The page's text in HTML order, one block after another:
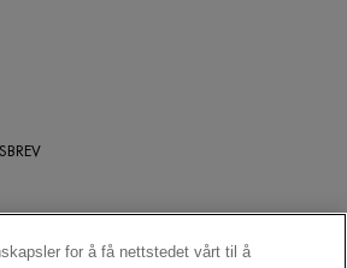
for å få nettstedet vårt til å